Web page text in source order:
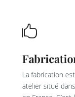

La fabrication
atelier situé